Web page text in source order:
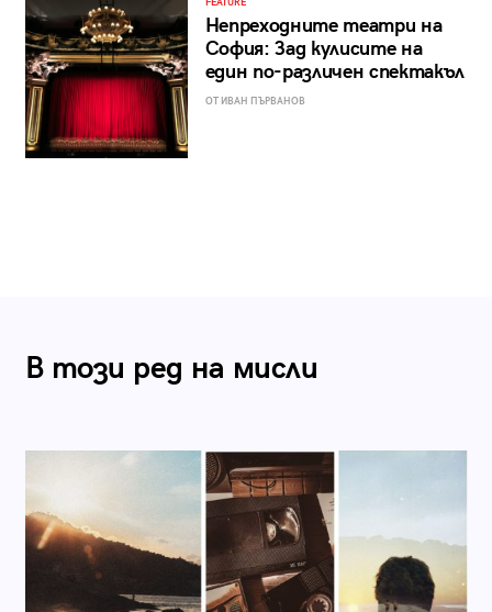
FEATURE
Непреходните театри на
София: Зад кулисите на
един по-различен спектакъл
ОТ ИВАН ПЪРВАНОВ
В този ред на мисли